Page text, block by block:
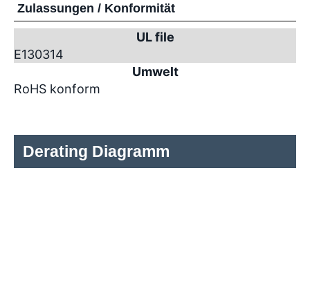
Zulassungen / Konformität
UL file
E130314
Umwelt
RoHS konform
Derating Diagramm